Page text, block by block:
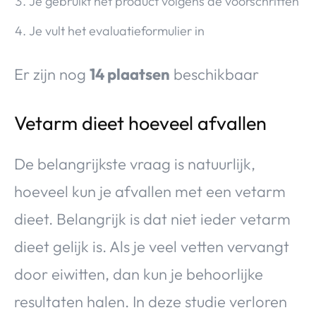
Je vult het evaluatieformulier in
Er zijn nog 14 plaatsen beschikbaar
Vetarm dieet hoeveel afvallen
De belangrijkste vraag is natuurlijk,
hoeveel kun je afvallen met een vetarm
dieet. Belangrijk is dat niet ieder vetarm
dieet gelijk is. Als je veel vetten vervangt
door eiwitten, dan kun je behoorlijke
resultaten halen. In deze studie verloren